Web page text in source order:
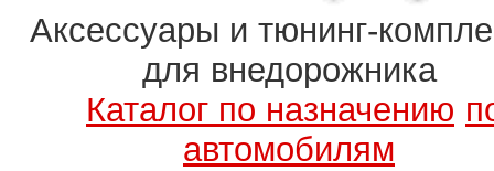
Аксессуары и тюнинг-
для внедорожника
Каталог по назначению
автомобилям